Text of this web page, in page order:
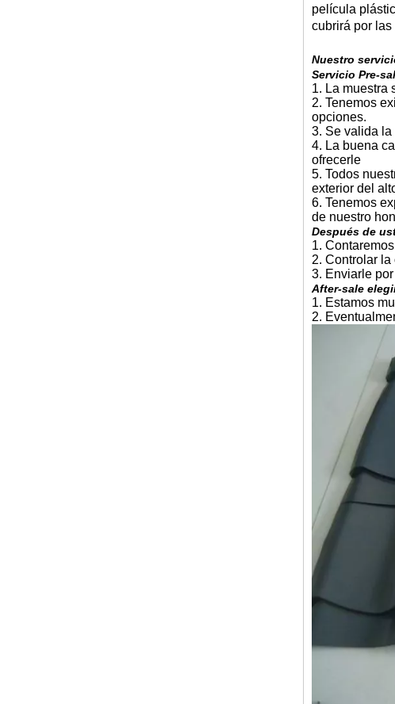
película
cubrirá por
Nuestro
Servicio Pre-
1. La muestra
2. Tenemos
opciones.
3. Se valida
4. La buena
ofrecerle
5. Todos
exterior del
6. Tenemos
de nuestro
Después de
1.
2. Controlar
3. Enviarle
After-sale
1. Estamos
2.